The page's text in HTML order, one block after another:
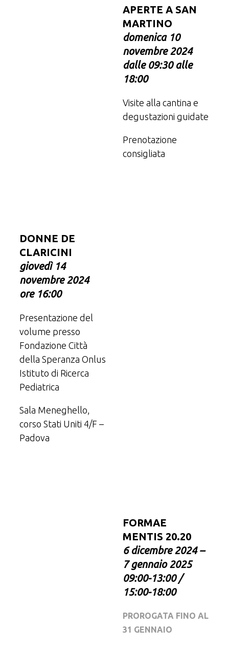
APERTE A SAN
MARTINO
domenica 10
novembre 2024
dalle 09:30 alle
18:00
Visite alla cantina e
degustazioni guidate
Prenotazione
consigliata
DONNE DE
CLARICINI
giovedì 14
novembre 2024
ore 16:00
Presentazione del
volume presso
Fondazione Città
della Speranza Onlus
Istituto di Ricerca
Pediatrica
Sala Meneghello,
corso Stati Uniti 4/F –
Padova
FORMAE
MENTIS 20.20
6 dicembre 2024 –
7 gennaio 2025
09:00-13:00 /
15:00-18:00
PROROGATA FINO AL
31 GENNAIO